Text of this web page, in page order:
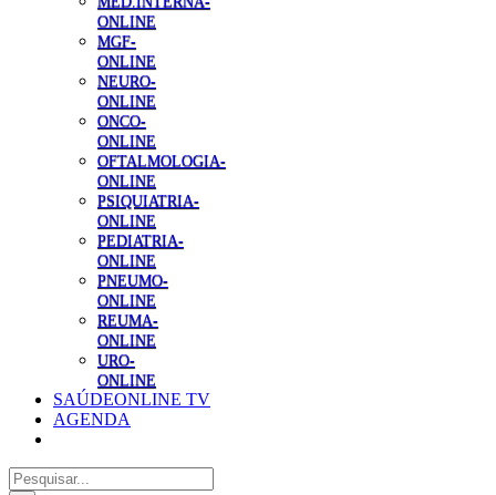
ONLINE
MGF-
ONLINE
NEURO-
ONLINE
ONCO-
ONLINE
OFTALMOLOGIA-
ONLINE
PSIQUIATRIA-
ONLINE
PEDIATRIA-
ONLINE
PNEUMO-
ONLINE
REUMA-
ONLINE
URO-
ONLINE
SAÚDEONLINE TV
AGENDA
Pesquisar